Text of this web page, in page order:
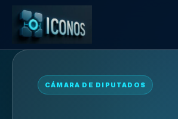
CÁMARA DE DIPUTADOS